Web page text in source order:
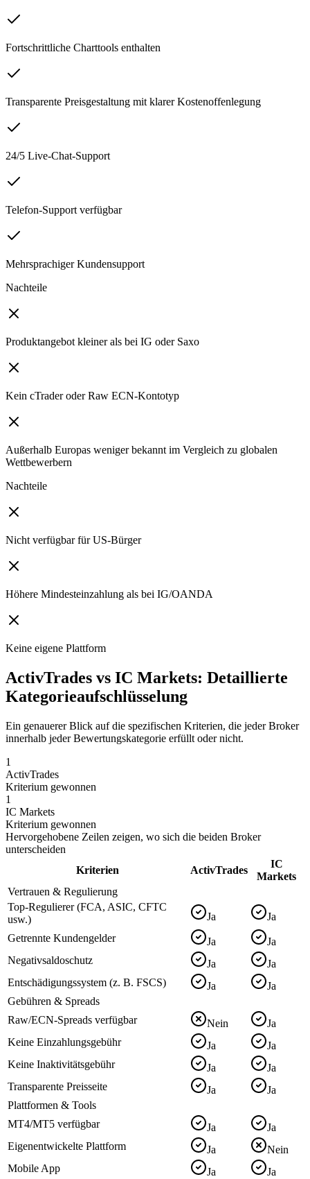
Fortschrittliche Charttools enthalten
Transparente Preisgestaltung mit klarer Kostenoffenlegung
24/5 Live-Chat-Support
Telefon-Support verfügbar
Mehrsprachiger Kundensupport
Nachteile
Produktangebot kleiner als bei IG oder Saxo
Kein cTrader oder Raw ECN-Kontotyp
Außerhalb Europas weniger bekannt im Vergleich zu globalen
Wettbewerbern
Nachteile
Nicht verfügbar für US-Bürger
Höhere Mindesteinzahlung als bei IG/OANDA
Keine eigene Plattform
ActivTrades vs IC Markets: Detaillierte
Kategorieaufschlüsselung
Ein genauerer Blick auf die spezifischen Kriterien, die jeder Broker
innerhalb jeder Bewertungskategorie erfüllt oder nicht.
1
ActivTrades
Kriterium gewonnen
1
IC Markets
Kriterium gewonnen
Hervorgehobene Zeilen zeigen, wo sich die beiden Broker
unterscheiden
Kriterien
ActivTrades
IC
Markets
Vertrauen & Regulierung
Top-Regulierer (FCA, ASIC, CFTC
usw.)
Ja
Ja
Getrennte Kundengelder
Ja
Ja
Negativsaldoschutz
Ja
Ja
Entschädigungssystem (z. B. FSCS)
Ja
Ja
Gebühren & Spreads
Raw/ECN-Spreads verfügbar
Nein
Ja
Keine Einzahlungsgebühr
Ja
Ja
Keine Inaktivitätsgebühr
Ja
Ja
Transparente Preisseite
Ja
Ja
Plattformen & Tools
MT4/MT5 verfügbar
Ja
Ja
Eigenentwickelte Plattform
Ja
Nein
Mobile App
Ja Ja